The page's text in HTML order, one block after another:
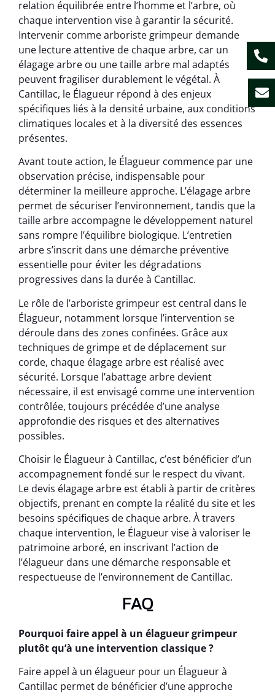
relation équilibrée entre l’homme et l’arbre, où
chaque intervention vise à garantir la sécurité.
Intervenir comme arboriste grimpeur demande
une lecture attentive de chaque arbre, car un
élagage arbre ou une taille arbre mal adaptés
peuvent fragiliser durablement le végétal. À
Cantillac, le Élagueur répond à des enjeux
spécifiques liés à la densité urbaine, aux conditions
climatiques locales et à la diversité des essences
présentes.
Avant toute action, le Élagueur commence par une
observation précise, indispensable pour
déterminer la meilleure approche. L’élagage arbre
permet de sécuriser l’environnement, tandis que la
taille arbre accompagne le développement naturel
sans rompre l’équilibre biologique. L’entretien
arbre s’inscrit dans une démarche préventive
essentielle pour éviter les dégradations
progressives dans la durée à Cantillac.
Le rôle de l’arboriste grimpeur est central dans le
Élagueur, notamment lorsque l’intervention se
déroule dans des zones confinées. Grâce aux
techniques de grimpe et de déplacement sur
corde, chaque élagage arbre est réalisé avec
sécurité. Lorsque l’abattage arbre devient
nécessaire, il est envisagé comme une intervention
contrôlée, toujours précédée d’une analyse
approfondie des risques et des alternatives
possibles.
Choisir le Élagueur à Cantillac, c’est bénéficier d’un
accompagnement fondé sur le respect du vivant.
Le devis élagage arbre est établi à partir de critères
objectifs, prenant en compte la réalité du site et les
besoins spécifiques de chaque arbre. À travers
chaque intervention, le Élagueur vise à valoriser le
patrimoine arboré, en inscrivant l’action de
l’élagueur dans une démarche responsable et
respectueuse de l’environnement de Cantillac.
FAQ
Pourquoi faire appel à un élagueur grimpeur
plutôt qu’à une intervention classique ?
Faire appel à un élagueur pour un Élagueur à
Cantillac permet de bénéficier d’une approche